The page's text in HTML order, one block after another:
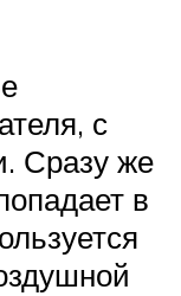
с
Сразу же
в